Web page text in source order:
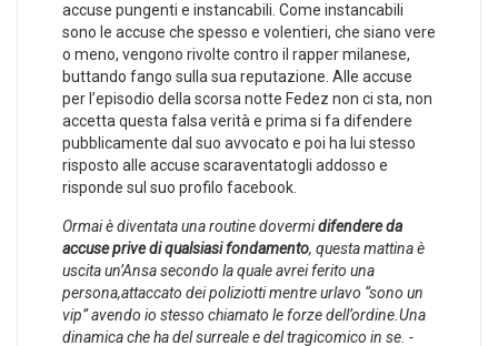
accuse pungenti e instancabili. Come instancabili
sono le accuse che spesso e volentieri, che siano vere
o meno, vengono rivolte contro il rapper milanese,
buttando fango sulla sua reputazione. Alle accuse
per l’episodio della scorsa notte Fedez non ci sta, non
accetta questa falsa verità e prima si fa difendere
pubblicamente dal suo avvocato e poi ha lui stesso
risposto alle accuse scaraventatogli addosso e
risponde sul suo profilo facebook.
Ormai è diventata una routine dovermidifendere da
accuse prive di qualsiasi fondamento, questa mattina è
uscita un’Ansa secondo la quale avrei ferito una
persona,attaccato dei poliziotti mentre urlavo “sono un
vip” avendo io stesso chiamato le forze dell’ordine.Una
dinamica che ha del surreale e del tragicomico in se. -